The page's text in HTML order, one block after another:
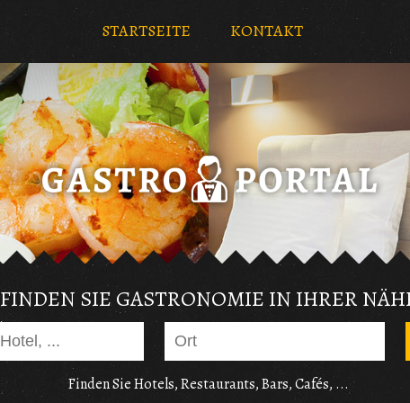
STARTSEITE KONTAKT
FINDEN SIE GASTRONOMIE IN IHRER
Finden Sie Hotels, Restaurants, Bars, Cafés, ...